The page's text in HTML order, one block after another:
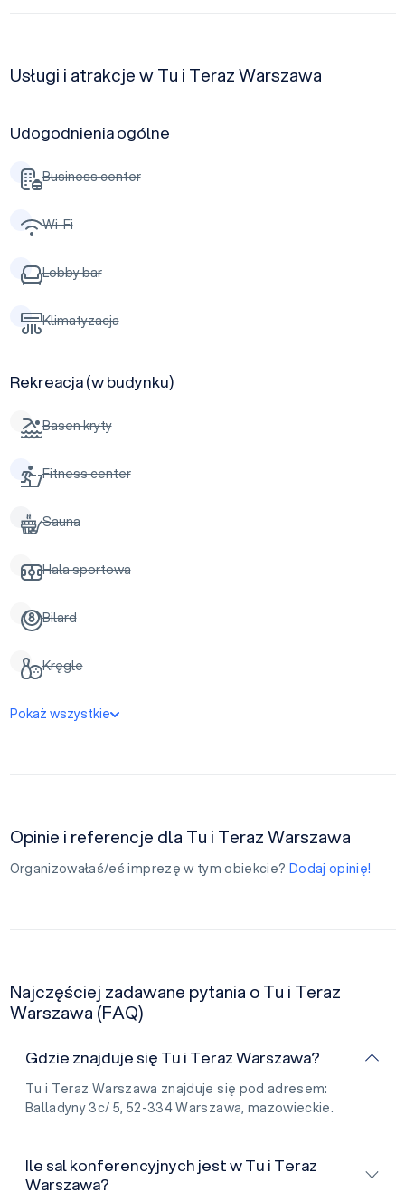
Usługi i atrakcje w Tu i Teraz Warszawa
Udogodnienia ogólne
Business center
Wi-Fi
Lobby bar
Klimatyzacja
Rekreacja (w budynku)
Basen kryty
Fitness center
Sauna
Hala sportowa
Bilard
Kręgle
Pokaż wszystkie
Opinie i referencje dla Tu i Teraz Warszawa
Organizowałaś/eś imprezę w tym obiekcie? Dodaj opinię!
Najczęściej zadawane pytania o Tu i Teraz
Warszawa (FAQ)
Gdzie znajduje się Tu i Teraz Warszawa?
Tu i Teraz Warszawa znajduje się pod adresem:
Balladyny 3c/ 5, 52-334 Warszawa, mazowieckie.
Ile sal konferencyjnych jest w Tu i Teraz
Warszawa?